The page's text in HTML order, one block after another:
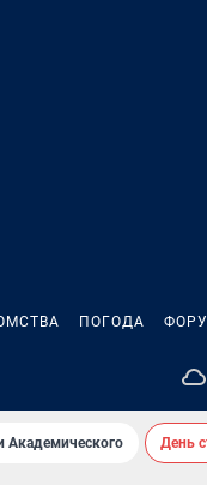
ПОГОДА
Академического День